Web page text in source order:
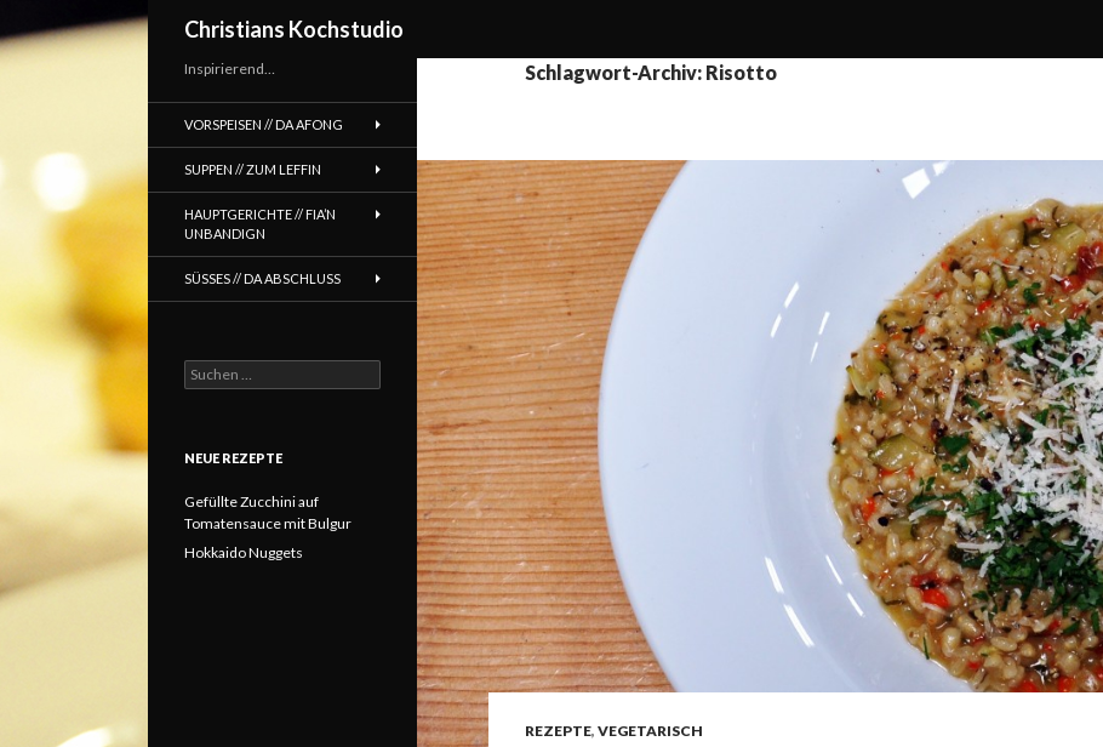
Christians Kochstudio
Schlagwort-Archiv: Risotto
REZEPTE, VEGETARISCH
Inspirierend…
VORSPEISEN // DA AFONG
SUPPEN // ZUM LEFFIN
HAUPTGERICHTE // FIA’N
UNBANDIGN
SÜSSES // DA ABSCHLUSS
Suchen
nach:
NEUE REZEPTE
Gefüllte Zucchini auf
Tomatensauce mit Bulgur
Hokkaido Nuggets